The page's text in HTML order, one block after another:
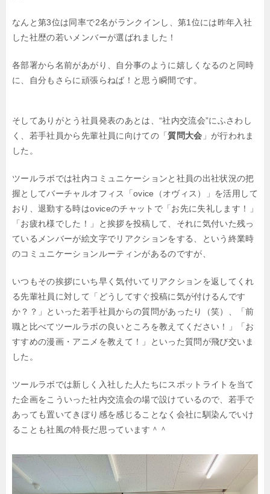
なんと第3位は同率で2名がランクインし、第1位には昨年入社
した社歴の若いメンバーが選ばれました！
各部署から名前があがり、自分事のように嬉しくなるのと同時
に、自分もさらに頑張らねば！と思う瞬間です。
そしてありがとう社員発表のあとは、“社内交流会”にふさわし
く、若手社員から 先輩社員に向けての「質問大会 」が行われま
した。
ツールラボでは社内コミュニケーションと社員の出社状況の把
握としてバーチャルオフィス「ovice（オヴィス）」を活用して
おり、退勤する時はoviceのチャットで「お先に失礼します！」
「お疲れ様でした！」と挨拶を投稿して、それに気付いた残っ
ているメンバーが絵文字でリアクションをする、
という終業時
のコミュニケーションルーティンがあるのですが、
いつもその挨拶にいち早く気付いてリアクションを返してくれ
る先輩社員に対して
「どうしてすぐ投稿に気が付けるんです
か？？」といった若手社員からの質問があったり（笑）、
「前
職と比べてツールラボの良いところを教えてください！」
「お
すすめの漫画・アニメを教えて！」といった質問が飛び交いま
した。
ツールラボでは新しく入社した人たちにスポットライトを当て
た企画をこういった社内交流会の場で設けているので、 若手で
あっても置いてきぼり感を感じることなく会社に馴染んでいけ
ることも社風の特長だ思っています＾＾